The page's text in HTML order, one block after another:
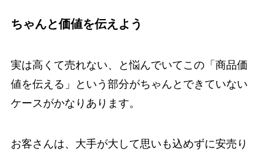
ちゃんと価値を伝えよう
実は高くて売れない、と悩んでいてこの「商品価
値を伝える」という部分がちゃんとできていない
ケースがかなりあります。
お客さんは、大手が大して思いも込めずに安売り